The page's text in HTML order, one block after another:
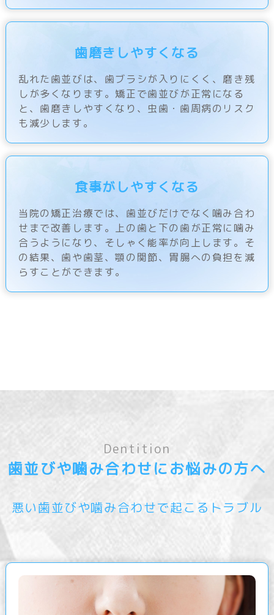
歯磨きしやすくなる
乱れた歯並びは、歯ブラシが入りにくく、磨き残
しが多くなります。矯正で歯並びが正常になる
と、歯磨きしやすくなり、虫歯・歯周病のリスク
も減少します。
食事がしやすくなる
当院の矯正治療では、歯並びだけでなく噛み合わ
せまで改善します。上の歯と下の歯が正常に噛み
合うようになり、そしゃく能率が向上します。そ
の結果、歯や歯茎、顎の関節、胃腸への負担を減
らすことができます。
Dentition
歯並びや噛み合わせにお悩みの方へ
悪い歯並びや噛み合わせで起こるトラブル